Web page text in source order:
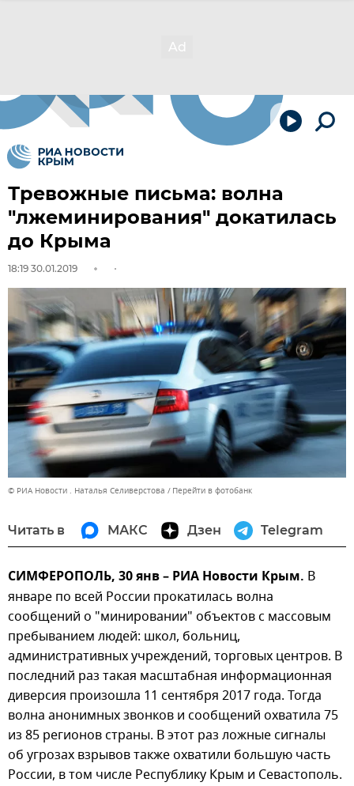
Тревожные письма: волна
"лжеминирования" докатилась
до Крыма
18:19 30.01.2019
© РИА Новости . Наталья Селиверстова Перейти в фотобанк
Читать в МАКС Дзен Telegram
СИМФЕРОПОЛЬ, 30 янв – РИА Новости Крым. В
январе по всей России прокатилась волна
сообщений о "минировании" объектов с массовым
пребыванием людей: школ, больниц,
административных учреждений, торговых центров. В
последний раз такая масштабная информационная
диверсия произошла 11 сентября 2017 года. Тогда
волна анонимных звонков и сообщений охватила 75
из 85 регионов страны. В этот раз ложные сигналы
об угрозах взрывов также охватили большую часть
России, в том числе Республику Крым и Севастополь.